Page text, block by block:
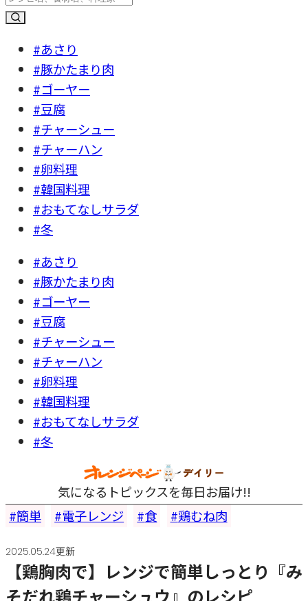
#あさり
#豚かたまり肉
#ゴーヤー
#豆腐
#チャーシュー
#チャーハン
#卵料理
#韓国料理
#おもてなしサラダ
#冬
#あさり
#豚かたまり肉
#ゴーヤー
#豆腐
#チャーシュー
#チャーハン
#卵料理
#韓国料理
#おもてなしサラダ
#冬
気になるトピックスを毎日お届け!!
簡単
電子レンジ 食 鶏むね肉
2025.05.24更新
【鶏胸肉で】レンジで簡単しっとり『み
そだれ鶏チャーシュウ』のレシピ